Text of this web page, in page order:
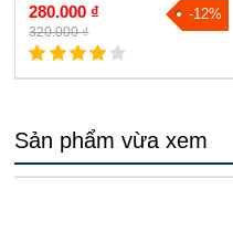
280.000 ₫
320.000 ₫
-12%
Sản phẩm vừa xem